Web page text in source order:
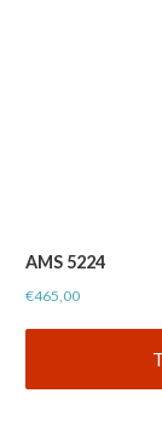
AMS 5224
€465,00